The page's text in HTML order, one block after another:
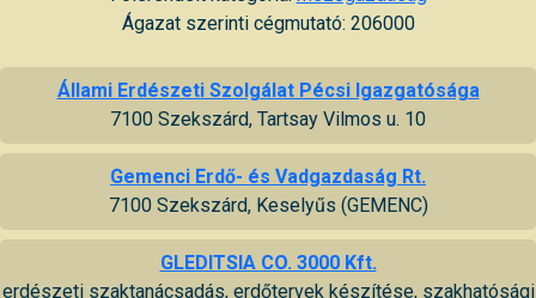
Ágazat szerinti cégmutató: 206000
Állami Erdészeti Szolgálat Pécsi Igazgatósága
7100 Szekszárd, Tartsay Vilmos u. 10
Gemenci Erdő- és Vadgazdaság Rt.
7100 Szekszárd, Keselyűs (GEMENC)
GLEDITSIA CO. 3000 Kft.
erdészeti szaktanácsadás, erdőtervek készítése, szakhatósági